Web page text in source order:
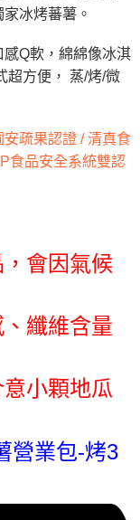
相關給付款項請求債
之同意方可使用
本公司不負相關責
用戶狀況，依本公司即
，本公司將視審查結果
現惡意使用之情形，
冰烤蕃薯。
Q軟，綿綿像冰淇
超方便， 蒸/烤/微
疏果認證 / 清真食
食品安全系統雙認
會因氣候
纖維含量
小顆地瓜
營業包-烤3